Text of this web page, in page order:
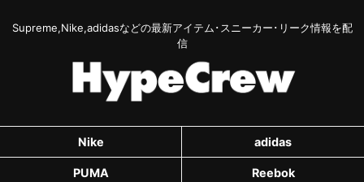
Supreme,Nike,adidasなどの最新アイテム･スニーカー･リーク情報を配
信
Nike adidas
PUMA Reebok